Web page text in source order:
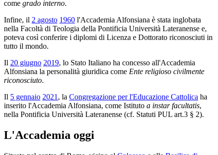
come grado interno.
Infine, il 2 agosto 1960 l'Accademia Alfonsiana è stata inglobata
nella Facoltà di Teologia della Pontificia Università Lateranense e,
poteva così conferire i diplomi di Licenza e Dottorato riconosciuti in
tutto il mondo.
Il 20 giugno 2019, lo Stato Italiano ha concesso all'Accademia
Alfonsiana la personalità giuridica come Ente religioso civilmente
riconosciuto.
Il 5 gennaio 2021 , la Congregazione per l'Educazione Cattolica ha
inserito l'Accademia Alfonsiana, come Istituto a instar facultatis,
nella Pontificia Università Lateranense (cf. Statuti PUL art.3 § 2).
L'Accademia oggi